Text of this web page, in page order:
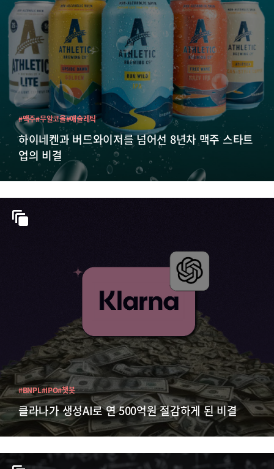
하이네켄과 버드와이저를 넘어선 8년차 맥주 스타트
업의 비결
#맥주#무알코올#애슬레틱
클라나가 생성AI로 연 500억원 절감하게 된 비결
#BNPL#IPO#챗봇